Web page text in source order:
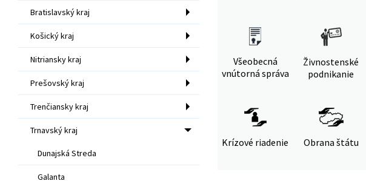
Bratislavský kraj
Košický kraj
Nitriansky kraj
Prešovský kraj
Trenčiansky kraj
Trnavský kraj
Dunajská Streda
Galanta
Všeobecná
vnútorná správa
Živnostenské
podnikanie
Krízové riadenie Obrana štátu